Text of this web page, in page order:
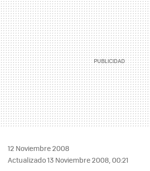
MAIL
12 Noviembre 2008
Actualizado 13 Noviembre 2008, 00:21